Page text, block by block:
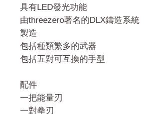
具有LED發光功能
由threezero著名的DLX鑄造系統
製造
包括種類繁多的武器
包括五對可互換的手型
配件
一把能量刃
一對拳刃